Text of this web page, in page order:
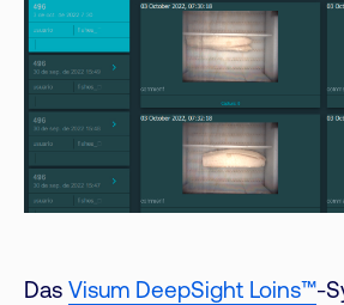
Das Visum DeepSight Loins™-